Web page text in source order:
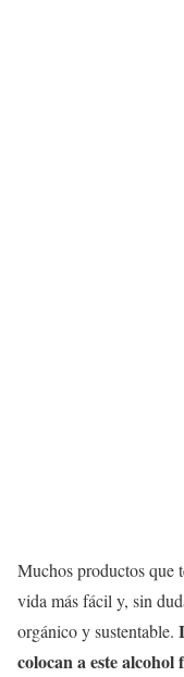
Muchos productos que
vida más fácil y, sin
orgánico y sustentable.
colocan a este alcohol